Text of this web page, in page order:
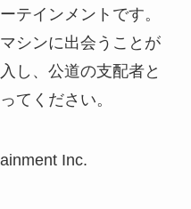
テインメントです。
シンに出会うことが
し、公道の支配者と
てください。
Inc.